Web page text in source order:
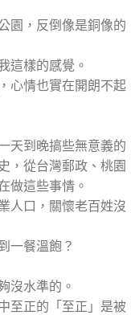
園，反倒像是銅像的
這樣的感覺。
心情也實在開朗不起
天到晚搞些無意義的
，從台灣郵政、桃園
做這些事情。
人口，關懷老百姓沒
一餐溫飽？
沒水準的。
至正的「至正」是被